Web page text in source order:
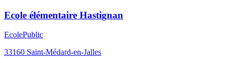
Ecole élémentaire Hastignan
EcolePublic
33160 Saint-Médard-en-Jalles